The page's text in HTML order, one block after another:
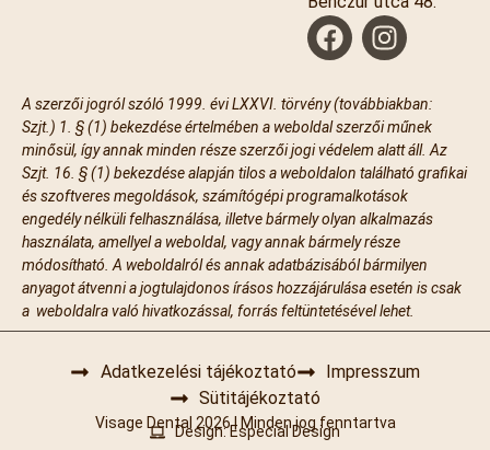
A szerzői jogról szóló 1999. évi LXXVI. törvény (továbbiakban:
Szjt.) 1. § (1) bekezdése értelmében a weboldal szerzői műnek
minősül, így annak minden része szerzői jogi védelem alatt áll. Az
Szjt. 16. § (1) bekezdése alapján tilos a weboldalon található grafikai
és szoftveres megoldások, számítógépi programalkotások
engedély nélküli felhasználása, illetve bármely olyan alkalmazás
használata, amellyel a weboldal, vagy annak bármely része
módosítható. A weboldalról és annak adatbázisából bármilyen
anyagot átvenni a jogtulajdonos írásos hozzájárulása esetén is csak
a weboldalra való hivatkozással, forrás feltüntetésével lehet.
Adatkezelési tájékoztató
Impresszum
Sütitájékoztató
Visage Dental 2026 | Minden jog fenntartva
Design: Especial Design